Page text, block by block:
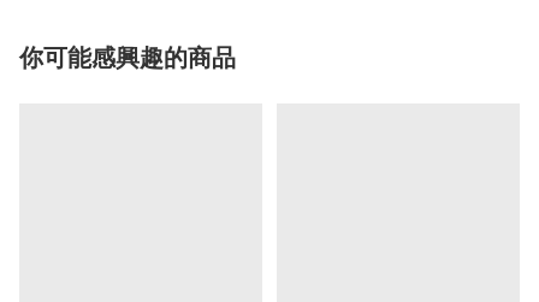
你可能感興趣的商品